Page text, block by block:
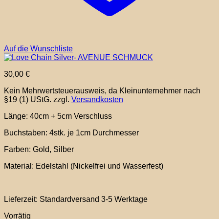
Auf die Wunschliste
30,00 €
Kein Mehrwertsteuerausweis, da Kleinunternehmer nach
§19 (1) UStG. zzgl. Versandkosten
Länge: 40cm + 5cm Verschluss
Buchstaben: 4stk. je 1cm Durchmesser
Farben: Gold, Silber
Material: Edelstahl (Nickelfrei und Wasserfest)
Lieferzeit: Standardversand 3-5 Werktage
Vorrätig